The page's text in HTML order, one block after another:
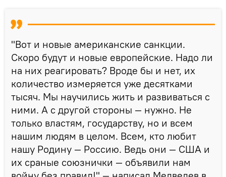
"Вот и новые американские санкции.
Скоро будут и новые европейские. Надо ли
на них реагировать? Вроде бы и нет, их
количество измеряется уже десятками
тысяч. Мы научились жить и развиваться с
ними. А с другой стороны — нужно. Не
только властям, государству, но и всем
нашим людям в целом. Всем, кто любит
нашу Родину — Россию. Ведь они — США и
их сраные союзнички — объявили нам